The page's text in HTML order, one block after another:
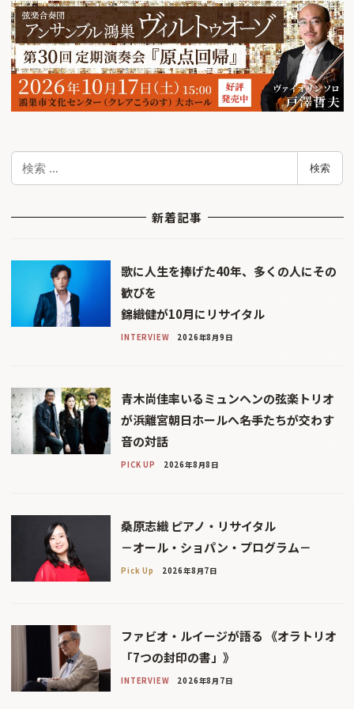
検索
新着記事
歌に人生を捧げた40年、多くの人にその
歓びを
錦織健が10月にリサイタル
INTERVIEW 2026年8月9日
青木尚佳率いるミュンヘンの弦楽トリオ
が浜離宮朝日ホールへ――名手たちが交わす
音の対話
PICK UP 2026年8月8日
桑原志織 ピアノ・リサイタル
－オール・ショパン・プログラム－
Pick Up 2026年8月7日
ファビオ・ルイージが語る 《オラトリオ
「7つの封印の書」》
INTERVIEW 2026年8月7日